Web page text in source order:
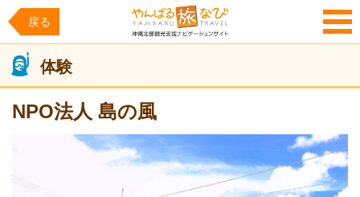
戻る
MENU
体験
NPO法人 島の風